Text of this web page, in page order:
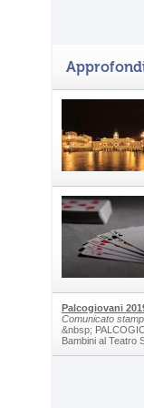
Palcogiovani
Comunicato
&nbsp;
Bambini al Teatro